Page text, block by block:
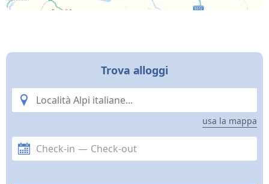
Trova alloggi
usa la mappa
Check-in — Check-out